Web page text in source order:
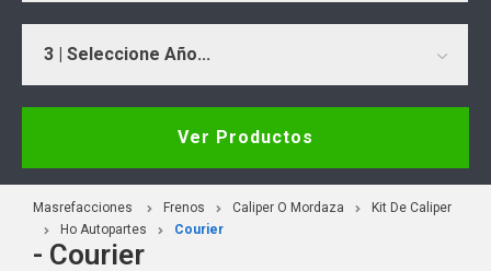
3 | Seleccione Año...
Ver Productos
Masrefacciones Frenos Caliper O Mordaza
Kit De Caliper
Ho Autopartes
Courier
- Courier